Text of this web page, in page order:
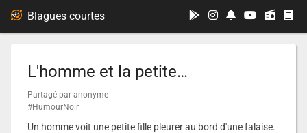
L'homme et la petite…
Partagé par anonyme
#HumourNoir
Un homme voit une petite fille pleurer au bord d'une falaise.
Blagues courtes